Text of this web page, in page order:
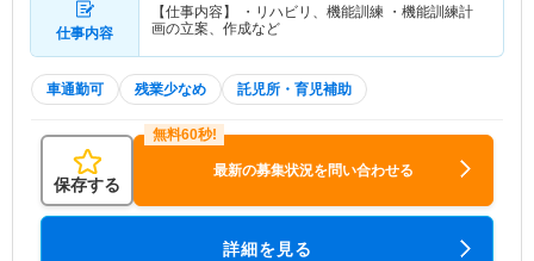
仕事内容
【仕事内容】 ・リハビリ、機能訓練 ・機能訓練計
画の立案、作成など
車通勤可 残業少なめ 託児所・育児補助
保存する
最新の募集状況を問い合わせる
詳細を見る